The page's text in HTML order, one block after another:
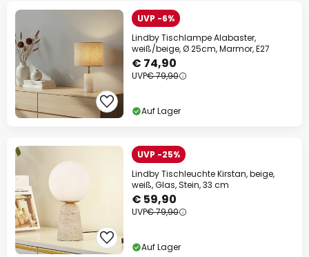
UVP -6%
Lindby Tischlampe Alabaster,
weiß/beige, Ø 25cm, Marmor, E27
€ 74,90
UVP€ 79,90
Auf Lager
UVP -25%
Lindby Tischleuchte Kirstan, beige,
weiß, Glas, Stein, 33 cm
€ 59,90
UVP€ 79,90
Auf Lager